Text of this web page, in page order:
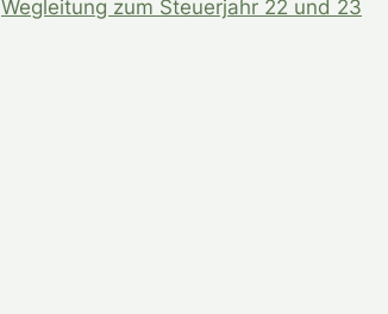
Wegleitung zum Steuerjahr 22 und 23